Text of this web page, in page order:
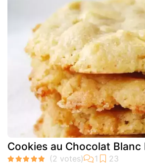
Cookies au Chocolat Blanc